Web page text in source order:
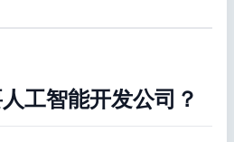
工智能开发公司？